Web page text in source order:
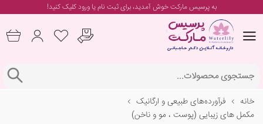
به پرسیس مارکت خوش آمدید، برایثبت نام یا ورودکلیک کنید!
خانه
فرآورده‌های طبیعی و ارگانیک
مکمل های زیبایی (پوست ، مو و ناخن)